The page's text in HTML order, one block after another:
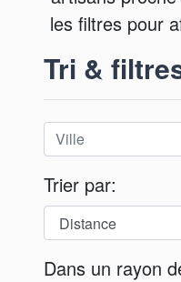
les filtres pour
Tri &
Trier par:
Dans un rayon